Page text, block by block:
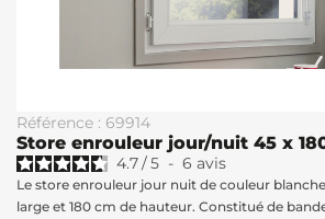
Référence : 69914
Store enrouleur jour/nuit 45 x
4.7/5 - 6 avis
Le store enrouleur jour nuit de couleur
large et 180 cm de hauteur. Constitué de